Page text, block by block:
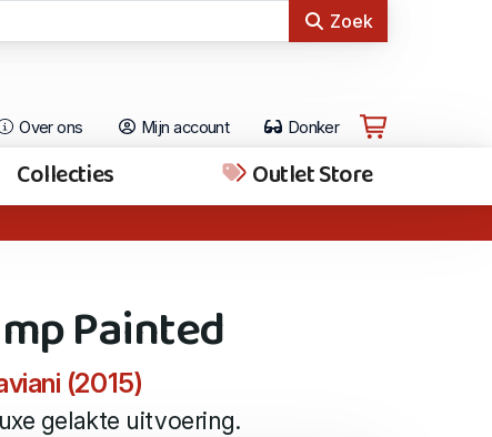
Zoek
Over ons Mijn account Donker
Collecties Outlet Store
Painted
(2015)
gelakte uitvoering.